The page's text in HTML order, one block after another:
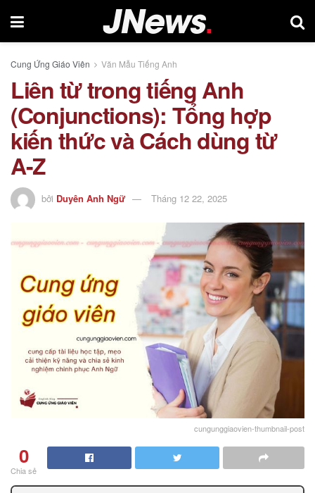
Cung Ứng Giáo Viên Văn Mẫu Tiếng Anh
Liên từ trong tiếng Anh
(Conjunctions): Tổng hợp
kiến thức và Cách dùng từ
A-Z
bởi Duyên Anh Ngữ Tháng 12 22, 2025
cungunggiaovien-thumbnail-post
0
Chia sẻ